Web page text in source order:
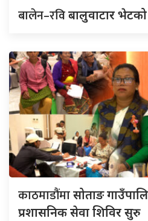
बालेन–रविबालुवाटार
काठमाडौंमासोताङ
प्रशासनिक सेवा शिविर सुरु